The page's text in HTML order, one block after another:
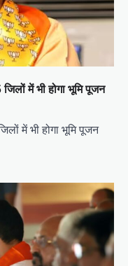
में भी होगा भूमि पूजन
में भी होगा भूमि पूजन